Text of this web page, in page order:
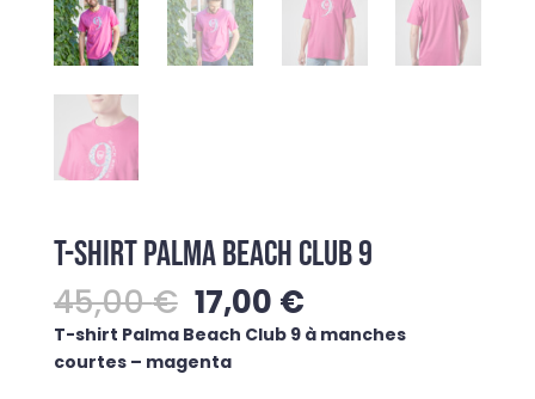
T-SHIRT PALMA BEACH CLUB 9
45,00€ Le
prix
initial
était :
17,00 €Le
prix
actuel
T-shirt Palma Beach Club 9 à manches
courtes – magenta